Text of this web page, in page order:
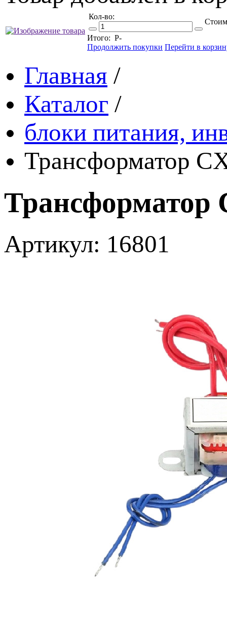
Кол-во:
Итого: Р-
Продолжить покупки Перейти в
Главная /
Каталог /
блоки питания,
Трансформатор
Трансформатор
Артикул: 16801